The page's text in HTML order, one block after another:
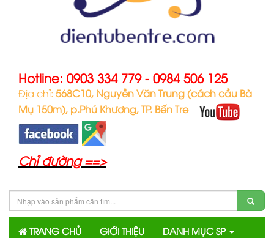
Hotline: 0903 334 779- 0984 506 125
Địa chỉ: 568C10, Nguyễn Văn Trung (cách cầu Bà
Mụ 150m), p.Phú Khương, TP. Bến Tre
Chỉ đường ==>
TRANG CHỦ GIỚI THIỆU DANH MỤC SP